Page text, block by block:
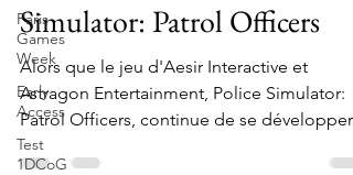
Paris
Games
Week
Early
Access
Test
1DCoG
Simulator: Patrol Officers
Alors que le jeu d'Aesir Interactive et
Astragon Entertainment, Police Simulator:
Patrol Officers, continue de se développer
travers...